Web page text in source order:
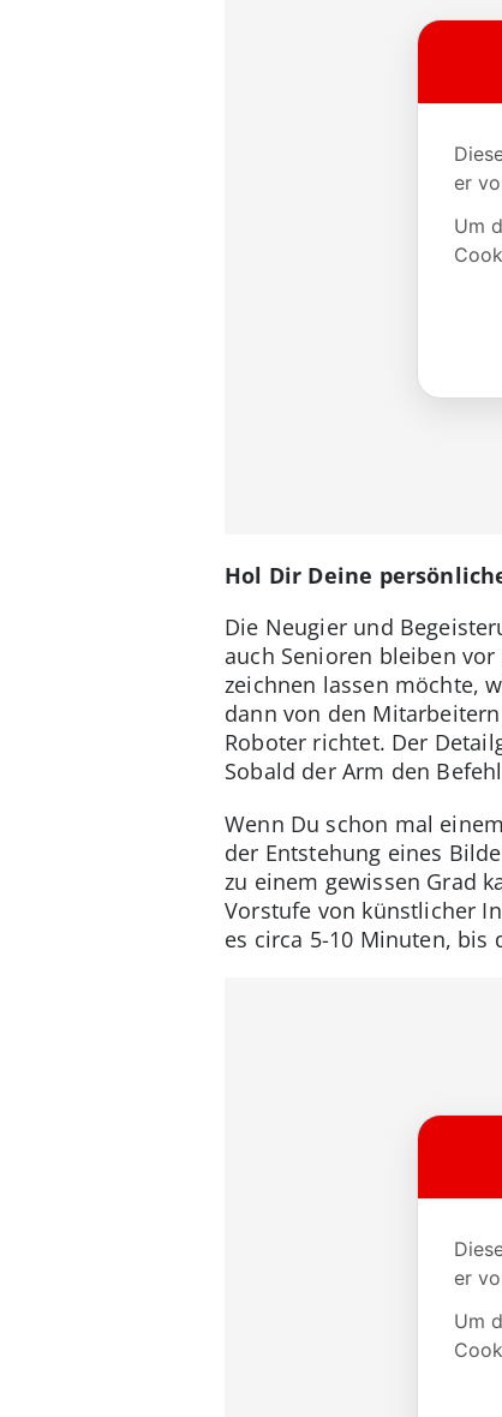
Hol Dir Deine
Die Neugier und
auch Senioren bleiben
zeichnen lassen möchte,
dann von den
Roboter richtet. Der
Sobald der Arm den
Wenn Du schon mal
der Entstehung eines
zu einem gewissen Grad
Vorstufe von künstlicher
es circa 5-10 Minuten,